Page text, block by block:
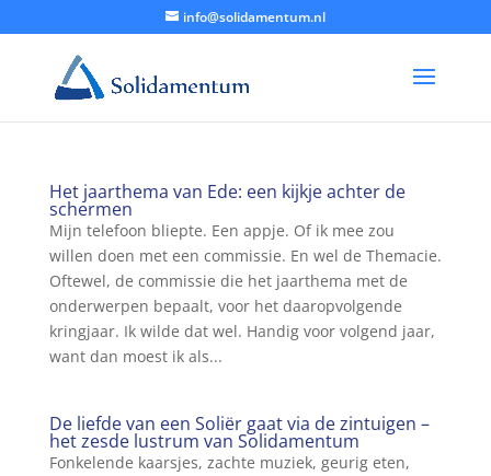
info@solidamentum.nl
Het jaarthema van Ede: een kijkje achter de
schermen
Mijn telefoon bliepte. Een appje. Of ik mee zou
willen doen met een commissie. En wel de Themacie.
Oftewel, de commissie die het jaarthema met de
onderwerpen bepaalt, voor het daaropvolgende
kringjaar. Ik wilde dat wel. Handig voor volgend jaar,
want dan moest ik als...
De liefde van een Soliër gaat via de zintuigen –
het zesde lustrum van Solidamentum
Fonkelende kaarsjes, zachte muziek, geurig eten,